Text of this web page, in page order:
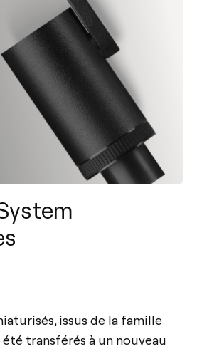
issus de la famille
transférés à un nouveau